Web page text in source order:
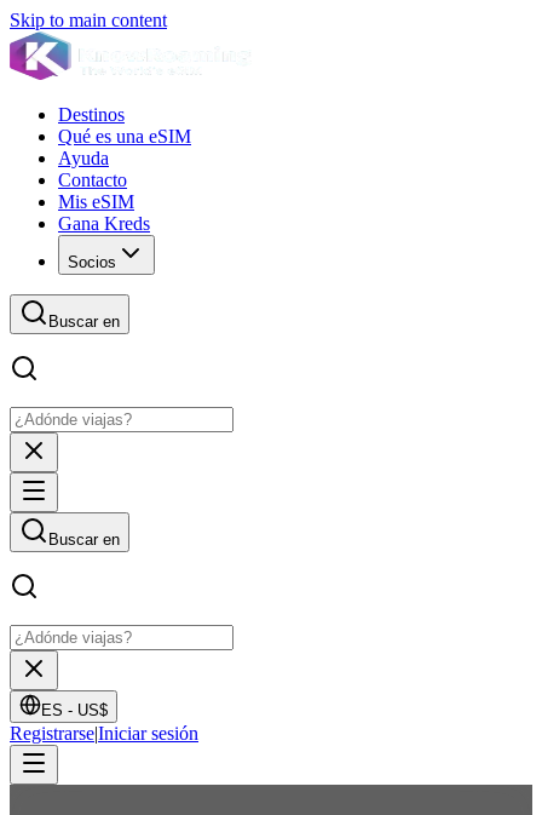
Skip to main content
Destinos
Qué es una eSIM
Ayuda
Contacto
Mis eSIM
Gana Kreds
Socios
Buscar en
Buscar en
ES - US$
Registrarse|Iniciar sesión